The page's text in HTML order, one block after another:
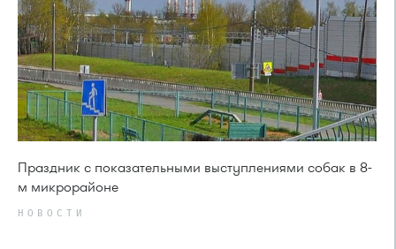
Праздник с показательными выступлениями собак в 8-
м микрорайоне
НОВОСТИ